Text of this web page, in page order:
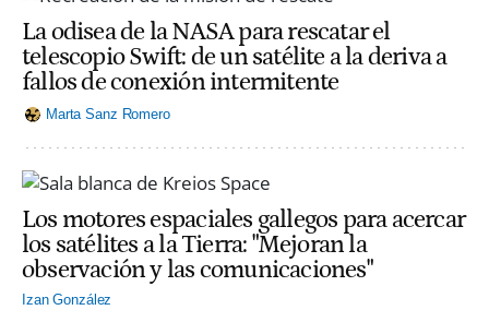
La odisea de la NASA para rescatar el
telescopio Swift: de un satélite a la deriva a
fallos de conexión intermitente
Marta Sanz Romero
Los motores espaciales gallegos para acercar
los satélites a la Tierra: "Mejoran la
observación y las comunicaciones"
Izan González